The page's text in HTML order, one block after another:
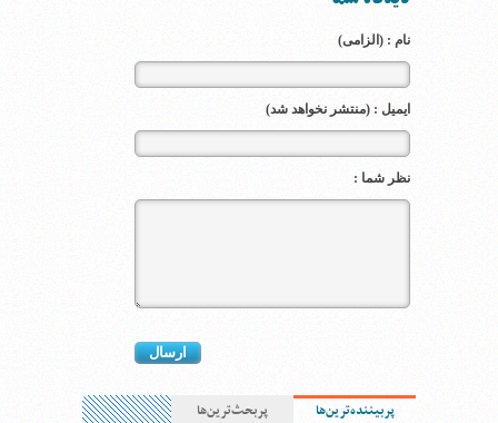
نام : (الزامی)
ایمیل : (منتشر نخواهد شد)
نظر شما :
پربیننده‌ترین‌ها پربحث‌ترین‌ها